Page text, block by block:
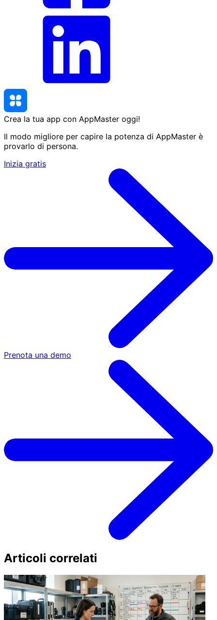
Crea la tua app con AppMaster oggi!
Il modo migliore per capire la potenza di AppMaster è
provarlo di persona.
Inizia gratis
Prenota una demo
Articoli correlati